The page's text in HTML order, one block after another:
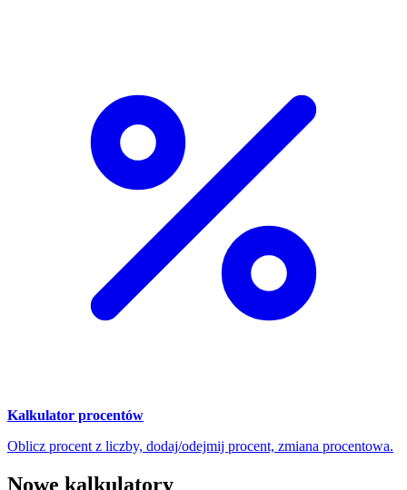
Kalkulator procentów
Oblicz procent z liczby, dodaj/odejmij procent, zmiana procentowa.
Nowe kalkulatory